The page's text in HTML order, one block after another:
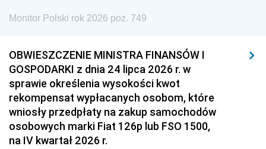
Monitor Polski rok 2026 poz. 749
OBWIESZCZENIE MINISTRA FINANSÓW I
GOSPODARKI z dnia 24 lipca 2026 r. w
sprawie określenia wysokości kwot
rekompensat wypłacanych osobom, które
wniosły przedpłaty na zakup samochodów
osobowych marki Fiat 126p lub FSO 1500,
na IV kwartał 2026 r.